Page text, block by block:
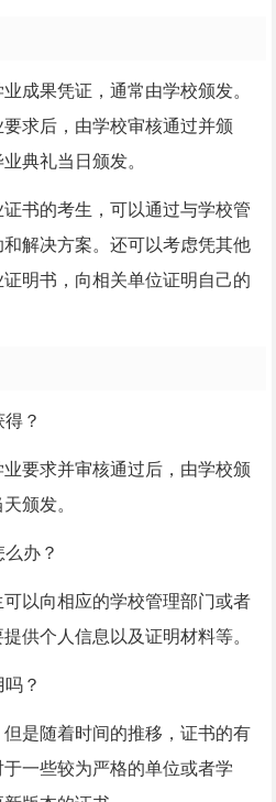
成果凭证，通常由学校颁发。
求后，由学校审核通过并颁
典礼当日颁发。
书的考生，可以通过与学校管
解决方案。还可以考虑凭其他
明书，向相关单位证明自己的
？
要求并审核通过后，由学校颁
颁发。
办？
以向相应的学校管理部门或者
供个人信息以及证明材料等。
？
是随着时间的推移，证书的有
一些较为严格的单位或者学